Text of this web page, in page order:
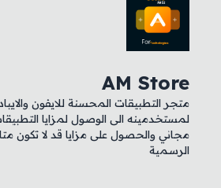
AM Store
متجر التطبيقات المحسنة للايفون
لمستخدمينه الى الوصول لمزايا
مجاني والحصول على مزايا قد لا تكون
الرسمية